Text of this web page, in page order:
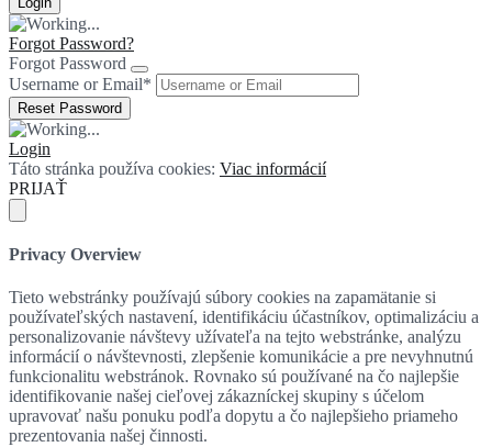
Forgot Password?
Forgot Password
Username or Email*
Login
Táto stránka používa cookies: Viac informácií
PRIJAŤ
Privacy Overview
Tieto webstránky používajú súbory cookies na zapamätanie si
používateľských nastavení, identifikáciu účastníkov, optimalizáciu a
personalizovanie návštevy užívateľa na tejto webstránke, analýzu
informácií o návštevnosti, zlepšenie komunikácie a pre nevyhnutnú
funkcionalitu webstránok. Rovnako sú používané na čo najlepšie
identifikovanie našej cieľovej zákazníckej skupiny s účelom
upravovať našu ponuku podľa dopytu a čo najlepšieho priameho
prezentovania našej činnosti.